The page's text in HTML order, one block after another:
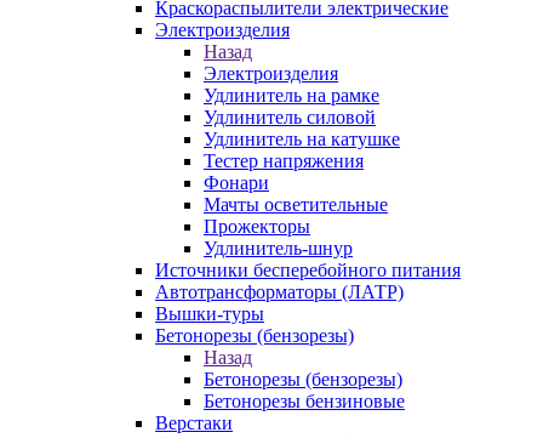
Краскораспылители электрические
Электроизделия
Назад
Электроизделия
Удлинитель на рамке
Удлинитель силовой
Удлинитель на катушке
Тестер напряжения
Фонари
Мачты осветительные
Прожекторы
Удлинитель-шнур
Источники бесперебойного питания
Автотрансформаторы (ЛАТР)
Вышки-туры
Бетонорезы (бензорезы)
Назад
Бетонорезы (бензорезы)
Бетонорезы бензиновые
Верстаки